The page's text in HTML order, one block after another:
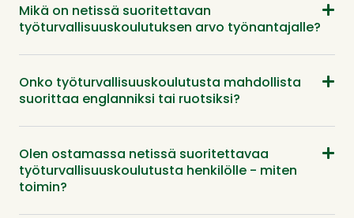
Mikä on netissä suoritettavan
työturvallisuuskoulutuksen arvo työnantajalle?
Onko työturvallisuuskoulutusta mahdollista
suorittaa englanniksi tai ruotsiksi?
Olen ostamassa netissä suoritettavaa
työturvallisuuskoulutusta henkilölle - miten
toimin?